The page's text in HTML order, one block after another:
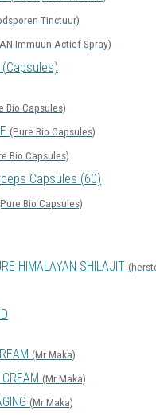
Tinctuur)
Immuun Actief Spray)
(Capsules)
Bio Capsules)
(Pure Bio Capsules)
Bio Capsules)
Capsules (60)
Bio Capsules)
HIMALAYAN SHILAJIT
(Mr Maka)
(Mr Maka)
(Mr Maka)